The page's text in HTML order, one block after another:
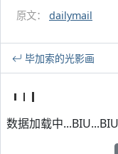
原文： dailymail
毕加索的光影画
数据加载中